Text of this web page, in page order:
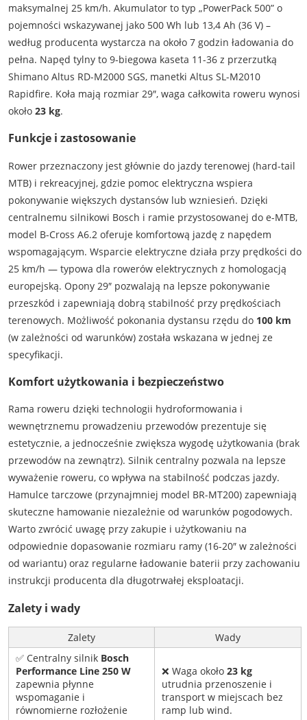
maksymalnej 25 km/h. Akumulator to typ „PowerPack 500” o
pojemności wskazywanej jako 500 Wh lub 13,4 Ah (36 V) –
według producenta wystarcza na około 7 godzin ładowania do
pełna. Napęd tylny to 9-biegowa kaseta 11-36 z przerzutką
Shimano Altus RD-M2000 SGS, manetki Altus SL-M2010
Rapidfire. Koła mają rozmiar 29″, waga całkowita roweru wynosi
około 23 kg.
Funkcje i zastosowanie
Rower przeznaczony jest głównie do jazdy terenowej (hard-tail
MTB) i rekreacyjnej, gdzie pomoc elektryczna wspiera
pokonywanie większych dystansów lub wzniesień. Dzięki
centralnemu silnikowi Bosch i ramie przystosowanej do e-MTB,
model B-Cross A6.2 oferuje komfortową jazdę z napędem
wspomagającym. Wsparcie elektryczne działa przy prędkości do
25 km/h — typowa dla rowerów elektrycznych z homologacją
europejską. Opony 29″ pozwalają na lepsze pokonywanie
przeszkód i zapewniają dobrą stabilność przy prędkościach
terenowych. Możliwość pokonania dystansu rzędu do 100 km
(w zależności od warunków) została wskazana w jednej ze
specyfikacji.
Komfort użytkowania i bezpieczeństwo
Rama roweru dzięki technologii hydroformowania i
wewnętrznemu prowadzeniu przewodów prezentuje się
estetycznie, a jednocześnie zwiększa wygodę użytkowania (brak
przewodów na zewnątrz). Silnik centralny pozwala na lepsze
wyważenie roweru, co wpływa na stabilność podczas jazdy.
Hamulce tarczowe (przynajmniej model BR-MT200) zapewniają
skuteczne hamowanie niezależnie od warunków pogodowych.
Warto zwrócić uwagę przy zakupie i użytkowaniu na
odpowiednie dopasowanie rozmiaru ramy (16-20″ w zależności
od wariantu) oraz regularne ładowanie baterii przy zachowaniu
instrukcji producenta dla długotrwałej eksploatacji.
Zalety i wady
Zalety
Wady
✅ Centralny silnik Bosch
Performance Line 250 W
zapewnia płynne
wspomaganie i
równomierne rozłożenie
❌ Waga około 23 kg
utrudnia przenoszenie i
transport w miejscach bez
ramp lub wind.